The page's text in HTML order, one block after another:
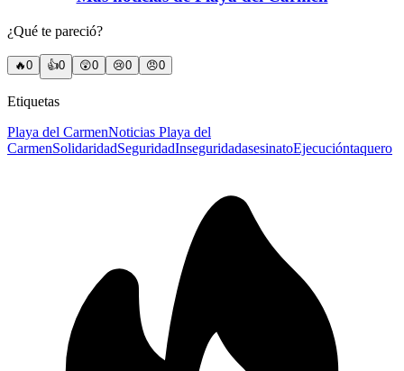
¿Qué te pareció?
🔥0 👍0 😲0 😢0 😠0
Etiquetas
Playa del CarmenNoticias Playa del
CarmenSolidaridadSeguridadInseguridadasesinatoEjecucióntaquero